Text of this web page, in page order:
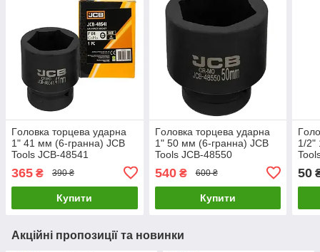
Гoлoвкa тopцeвa удapнa
1" 41 мм (6-гранна) JCB
Tools JCB-48541
365 ₴ 390 ₴
Купити
Гoлoвкa тopцeвa удapнa
1" 50 мм (6-гранна) JCB
Tools JCB-48550
540₴ 600 ₴
Купити
1/2"
50
Акційні пропозиції та новинки